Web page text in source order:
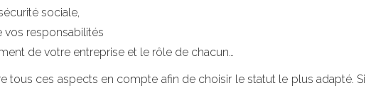
sociale,
vos responsabilités
de votre entreprise et le rôle de chacun…
tous ces aspects en compte afin de choisir le statut le plus adapté. Si